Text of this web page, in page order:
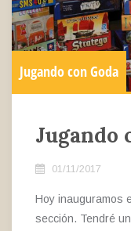
Jugando con Goda
Jugando
01/11/2017
Hoy inauguramos
sección. Tendré